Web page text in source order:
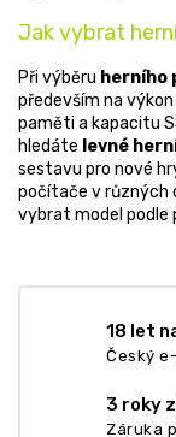
Jak vybrat
Při výběru herního
především na
paměti a kapacitu
hledáte levné
sestavu pro nové
počítače v různých
vybrat model podle
18 let
Český
3 roky
Záruka